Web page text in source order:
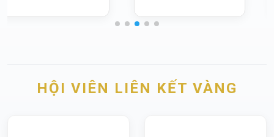
HỘI VIÊN LIÊN KẾT VÀNG